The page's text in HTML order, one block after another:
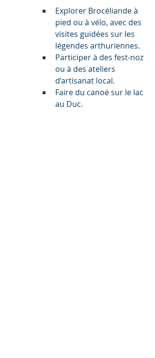
Explorer Brocéliande à
pied ou à vélo, avec des
visites guidées sur les
légendes arthuriennes.
Participer à des fest-noz
ou à des ateliers
d’artisanat local.
Faire du canoë sur le lac
au Duc.